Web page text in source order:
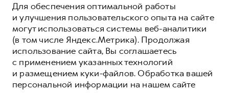
ЦЕНЫ И ВЫГОДЫ
ЮРИДИЧЕСКАЯ ИНФОРМАЦИЯ
Вся представленная на сайте информация, касающаяся
автомобилей и сервисного обслуживания, носит
информационный характер и не является публичной офертой.
Все цены, указанные на данном сайте, носят информационный
****На некоторых автомобилях HAVAL может отсутствовать
Показать все
Для обеспечения оптимальной работы
и улучшения пользовательского опыта на сайте
могут использоваться системы веб-аналитики
(в том числе Яндекс.Метрика). Продолжая
использование сайта, Вы соглашаетесь
с применением указанных технологий
и размещением куки-файлов. Обработка вашей
персональной информации на нашем сайте